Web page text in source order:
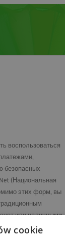
воспользоваться
безопасных
(Национальная
этих форм, вы
или наличными
cookie